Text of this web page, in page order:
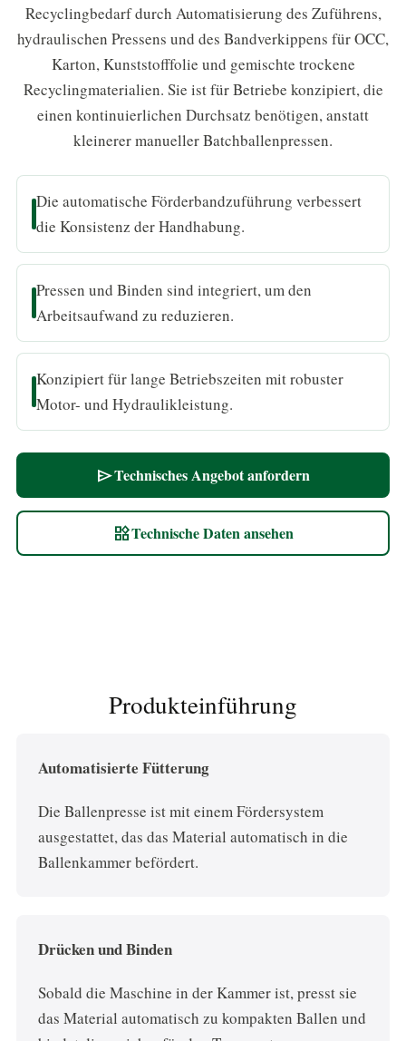
Recyclingbedarf durch Automatisierung des Zuführens,
hydraulischen Pressens und des Bandverkippens für OCC,
Karton, Kunststofffolie und gemischte trockene
Recyclingmaterialien. Sie ist für Betriebe konzipiert, die
einen kontinuierlichen Durchsatz benötigen, anstatt
kleinerer manueller Batchballenpressen.
Die automatische Förderbandzuführung verbessert
die Konsistenz der Handhabung.
Pressen und Binden sind integriert, um den
Arbeitsaufwand zu reduzieren.
Konzipiert für lange Betriebszeiten mit robuster
Motor- und Hydraulikleistung.
sendTechnisches Angebot anfordern
widgetsTechnische Daten ansehen
Produkteinführung
Automatisierte Fütterung
Die Ballenpresse ist mit einem Fördersystem
ausgestattet, das das Material automatisch in die
Ballenkammer befördert.
Drücken und Binden
Sobald die Maschine in der Kammer ist, presst sie
das Material automatisch zu kompakten Ballen und